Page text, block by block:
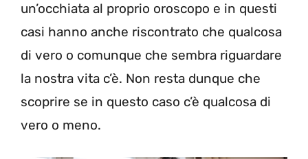
un’occhiata al proprio oroscopo e in questi
casi hanno anche riscontrato che qualcosa
di vero o comunque che sembra riguardare
la nostra vita c’è. Non resta dunque che
scoprire se in questo caso c’è qualcosa di
vero o meno.